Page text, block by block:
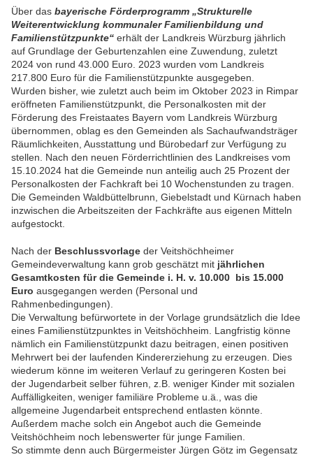
Über das bayerische Förderprogramm „Strukturelle
Weiterentwicklung kommunaler Familienbildung und
Familienstützpunkte“ erhält der Landkreis Würzburg jährlich
auf Grundlage der Geburtenzahlen eine Zuwendung, zuletzt
2024 von rund 43.000 Euro. 2023 wurden vom Landkreis
217.800 Euro für die Familienstützpunkte ausgegeben.
Wurden bisher, wie zuletzt auch beim im Oktober 2023 in Rimpar
eröffneten Familienstützpunkt, die Personalkosten mit der
Förderung des Freistaates Bayern vom Landkreis Würzburg
übernommen, oblag es den Gemeinden als Sachaufwandsträger
Räumlichkeiten, Ausstattung und Bürobedarf zur Verfügung zu
stellen. Nach den neuen Förderrichtlinien des Landkreises vom
15.10.2024 hat die Gemeinde nun anteilig auch 25 Prozent der
Personalkosten der Fachkraft bei 10 Wochenstunden zu tragen.
Die Gemeinden Waldbüttelbrunn, Giebelstadt und Kürnach haben
inzwischen die Arbeitszeiten der Fachkräfte aus eigenen Mitteln
aufgestockt.
Nach der Beschlussvorlage der Veitshöchheimer
Gemeindeverwaltung kann grob geschätzt mit jährlichen
Gesamtkosten für die Gemeinde i. H. v. 10.000 bis 15.000
Euro ausgegangen werden (Personal und
Rahmenbedingungen).
Die Verwaltung befürwortete in der Vorlage grundsätzlich die Idee
eines Familienstützpunktes in Veitshöchheim. Langfristig könne
nämlich ein Familienstützpunkt dazu beitragen, einen positiven
Mehrwert bei der laufenden Kindererziehung zu erzeugen. Dies
wiederum könne im weiteren Verlauf zu geringeren Kosten bei
der Jugendarbeit selber führen, z.B. weniger Kinder mit sozialen
Auffälligkeiten, weniger familiäre Probleme u.ä., was die
allgemeine Jugendarbeit entsprechend entlasten könnte.
Außerdem mache solch ein Angebot auch die Gemeinde
Veitshöchheim noch lebenswerter für junge Familien.
So stimmte denn auch Bürgermeister Jürgen Götz im Gegensatz